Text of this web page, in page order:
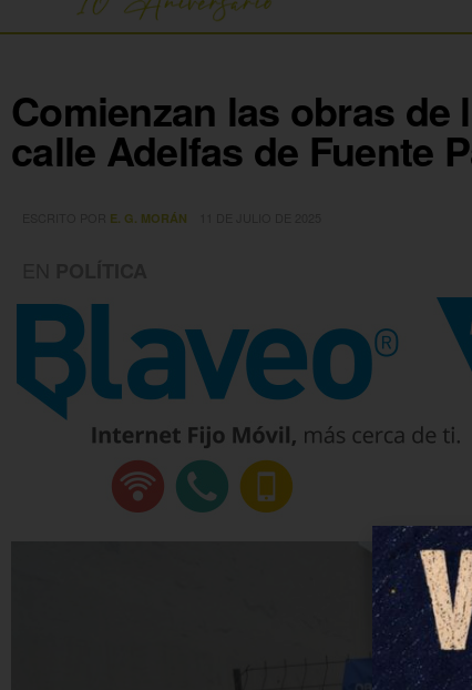
Comienzan las obras de
calle Adelfas de Fuente
E. G. MORÁN